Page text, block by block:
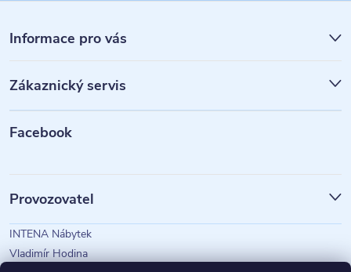
á
p
a
Informace pro vás
Zákaznický servis
Facebook
Provozovatel
INTENA Nábytek
Vladimír Hodina